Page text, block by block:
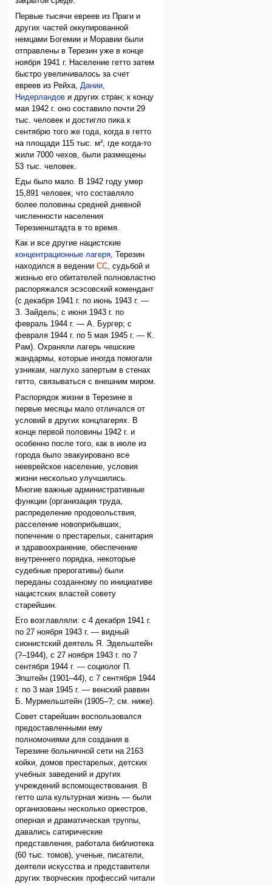
Первые тысячи евреев из Праги и
других частей оккупированной
немцами Богемии и Моравии были
отправлены в Терезин уже в конце
ноября 1941 г. Население гетто затем
быстро увеличивалось за счет
евреев из Рейха, Дании
Нидерландов и других стран; к концу
мая 1942 г. оно составило почти 29
тыс. человек и достигло пика к
сентябрю того же года, когда в гетто
на площади 115 тыс. м², где когда-то
жили 7000 чехов, были размещены
53 тыс. человек.
Еды было мало. В 1942 году умер
15,891 человек, что составляло
более половины средней дневной
численности населения
Терезиенштадта в то время.
Как и все другие нацистские
концентрационные лагеря, Терезин
находился в веденииСС, судьбой и
жизнью его обитателей полновластно
распоряжался эсэсовский комендант
(с декабря 1941 г. по июнь 1943 г. —
З. Зайдель; с июня 1943 г. по
февраль 1944 г. — А. Бургер; с
февраля 1944 г. по 5 мая 1945 г. — К.
Рам). Охраняли лагерь чешские
жандармы, которые иногда помогали
узникам, наглухо запертым в стенах
гетто, связываться с внешним миром.
Распорядок жизни в Терезине в
первые месяцы мало отличался от
условий в других концлагерях. В
конце первой половины 1942 г. и
особенно после того, как в июле из
города было эвакуировано все
нееврейское население, условия
жизни несколько улучшились.
Многие важные административные
функции (организация труда,
распределение продовольствия,
расселение новоприбывших,
попечение о престарелых, санитария
и здравоохранение, обеспечение
внутреннего порядка, некоторые
судебные прерогативы) были
переданы созданному по инициативе
нацистских властей совету
старейшин.
Его возглавляли: с 4 декабря 1941 г.
по 27 ноября 1943 г. — видный
сионистский деятель Я. Эдельштейн
(?–1944), с 27 ноября 1943 г. по 7
сентября 1944 г. — социолог П.
Эпштейн (1901–44), с 7 сентября 1944
г. по 3 мая 1945 г. — венский раввин
Б. Мурмельштейн (1905–?; см. ниже).
Совет старейшин воспользовался
предоставленными ему
полномочиями для создания в
Терезине больничной сети на 2163
койки, домов престарелых, детских
учебных заведений и других
учреждений вспомоществования. В
гетто шла культурная жизнь — были
организованы несколько оркестров,
оперная и драматическая труппы,
давались сатирические
представления, работала библиотека
(60 тыс. томов), ученые, писатели,
деятели искусства и представители
других творческих профессий читали